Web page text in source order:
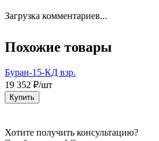
Загрузка комментариев...
Похожие товары
Буран-15-КД взр.
19 352 ₽/шт
Купить
Хотите получить консультацию?